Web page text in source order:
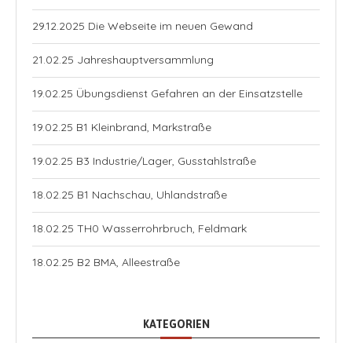
29.12.2025 Die Webseite im neuen Gewand
21.02.25 Jahreshauptversammlung
19.02.25 Übungsdienst Gefahren an der Einsatzstelle
19.02.25 B1 Kleinbrand, Markstraße
19.02.25 B3 Industrie/Lager, Gusstahlstraße
18.02.25 B1 Nachschau, Uhlandstraße
18.02.25 TH0 Wasserrohrbruch, Feldmark
18.02.25 B2 BMA, Alleestraße
KATEGORIEN